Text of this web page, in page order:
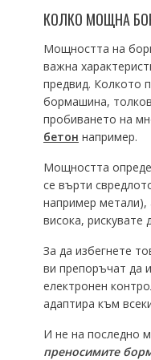
КОЛКО МОЩНА
Мощността на
важна
предвид. Колкото
бормашина,
пробиването на
бетон например.
Мощността
се върти
например метали),
висока, рискувате
За да избегнете
ви препоръчат да
електронен
адаптира към
И не на последно
преносимите